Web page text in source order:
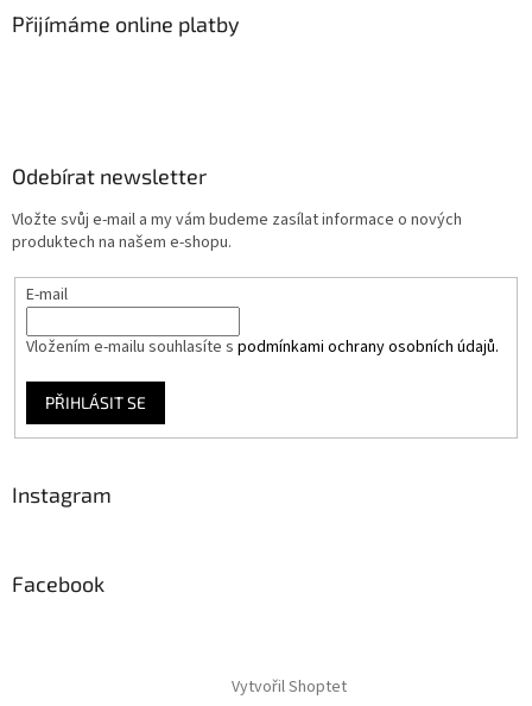
Přijímáme online platby
Odebírat newsletter
Vložte svůj e-mail a my vám budeme zasílat informace o nových
produktech na našem e-shopu.
E-mail
Vložením e-mailu souhlasíte s podmínkami ochrany osobních údajů.
PŘIHLÁSIT SE
Instagram
Facebook
Vytvořil Shoptet